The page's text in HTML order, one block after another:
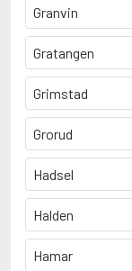
Granvin
Gratangen
Grimstad
Grorud
Hadsel
Halden
Hamar